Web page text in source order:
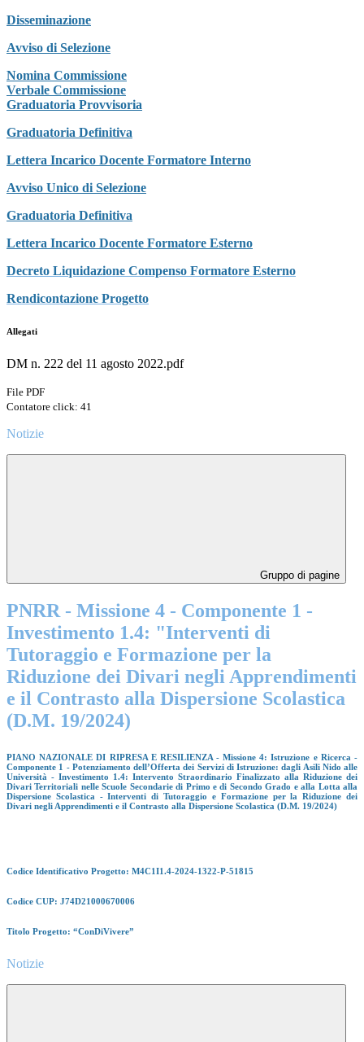
Disseminazione
Avviso di Selezione
Nomina Commissione
Verbale Commissione
Graduatoria Provvisoria
Graduatoria Definitiva
Lettera Incarico Docente Formatore Interno
Avviso Unico di Selezione
Graduatoria Definitiva
Lettera Incarico Docente Formatore Esterno
Decreto Liquidazione Compenso Formatore Esterno
Rendicontazione Progetto
Allegati
DM n. 222 del 11 agosto 2022.pdf
File PDF
Contatore click: 41
Notizie
Gruppo di pagine
PNRR - Missione 4 - Componente 1 -
Investimento 1.4: "Interventi di
Tutoraggio e Formazione per la
Riduzione dei Divari negli Apprendimenti
e il Contrasto alla Dispersione Scolastica
(D.M. 19/2024)
PIANO NAZIONALE DI RIPRESA E RESILIENZA - Missione 4: Istruzione e Ricerca -
Componente 1 - Potenziamento dell’Offerta dei Servizi di Istruzione: dagli Asili Nido alle
Università - Investimento 1.4: Intervento Straordinario Finalizzato alla Riduzione dei
Divari Territoriali nelle Scuole Secondarie di Primo e di Secondo Grado e alla Lotta alla
Dispersione Scolastica - Interventi di Tutoraggio e Formazione per la Riduzione dei
Divari negli Apprendimenti e il Contrasto alla Dispersione Scolastica (D.M. 19/2024)
Codice Identificativo Progetto: M4C1I1.4-2024-1322-P-51815
Codice CUP: J74D21000670006
Titolo Progetto: “ConDiVivere”
Notizie